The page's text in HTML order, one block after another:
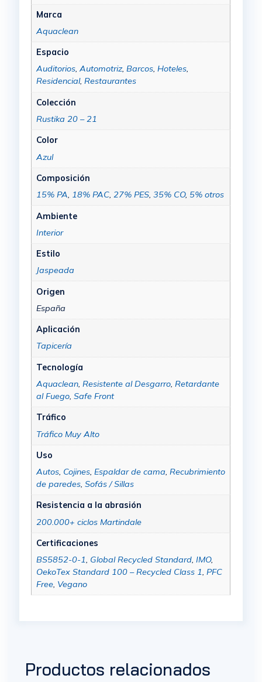
Marca
Aquaclean
Espacio
Auditorios, Automotriz, Barcos, Hoteles,
Residencial, Restaurantes
Colección
Rustika 20 – 21
Color
Azul
Composición
15% PA, 18% PAC, 27% PES, 35% CO, 5% otros
Ambiente
Interior
Estilo
Jaspeada
Origen
España
Aplicación
Tapicería
Tecnología
Aquaclean, Resistente al Desgarro, Retardante
al Fuego, Safe Front
Tráfico
Tráfico Muy Alto
Uso
Autos, Cojines, Espaldar de cama, Recubrimiento
de paredes, Sofás / Sillas
Resistencia a la abrasión
200.000+ ciclos Martindale
Certificaciones
BS5852-0-1, Global Recycled Standard, IMO,
OekoTex Standard 100 – Recycled Class 1, PFC
Free, Vegano
Productos relacionados